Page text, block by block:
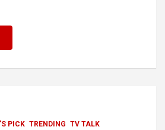
PICK TRENDING TV TALK